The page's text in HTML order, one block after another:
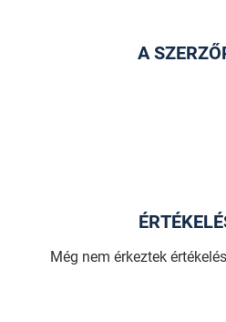
A
Még nem érkeztek